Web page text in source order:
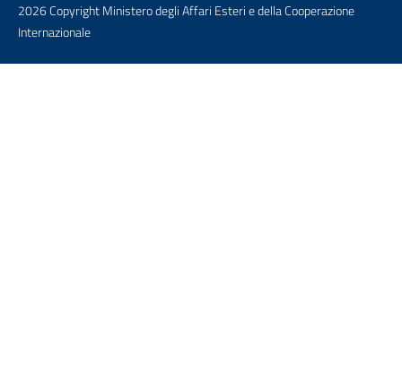
2026 Copyright Ministero degli Affari Esteri e della Cooperazione
Internazionale